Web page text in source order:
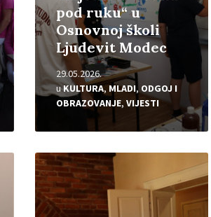
pod ruku“ u
Osnovnoj školi
Ljudevit Modec
29.05.2026.
uKULTURA,MLADI, ODGOJ I
OBRAZOVANJE, VIJESTI
Pročitajte
više